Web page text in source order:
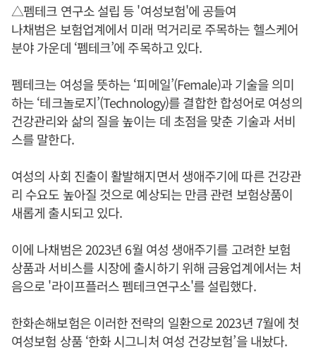
△펨테크 연구소 설립 등 '여성보험'에 공들여
나채범은 보험업계에서 미래 먹거리로 주목하는 헬스케어
분야 가운데 ‘펨테크’에 주목하고 있다.
펨테크는 여성을 뜻하는 ‘피메일’(Female)과 기술을 의미
하는 ‘테크놀로지’(Technology)를 결합한 합성어로 여성의
건강관리와 삶의 질을 높이는 데 초점을 맞춘 기술과 서비
스를 말한다.
여성의 사회 진출이 활발해지면서 생애주기에 따른 건강관
리 수요도 높아질 것으로 예상되는 만큼 관련 보험상품이
새롭게 출시되고 있다.
이에 나채범은 2023년 6월 여성 생애주기를 고려한 보험
상품과 서비스를 시장에 출시하기 위해 금융업계에서는 처
음으로 '라이프플러스 펨테크연구소'를 설립했다.
한화손해보험은 이러한 전략의 일환으로 2023년 7월에 첫
여성보험 상품 ‘한화 시그니처 여성 건강보험’을 내놨다.